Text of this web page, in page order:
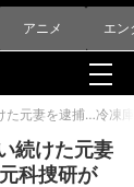
アニメ エン
た元妻を逮捕…冷凍
続けた元妻
科捜研が